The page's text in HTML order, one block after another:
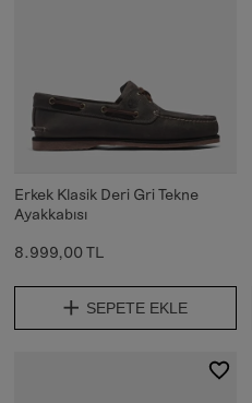
Erkek Klasik Deri Gri Tekne
Ayakkabısı
8.999,00 TL
SEPETE EKLE